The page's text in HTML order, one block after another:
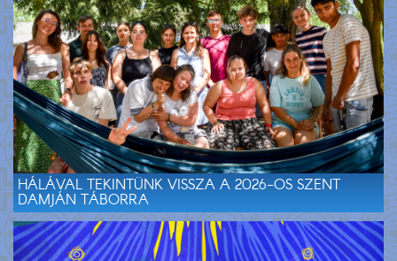
HÁLÁVAL TEKINTÜNK VISSZA A 2026-OS SZENT
DAMJÁN TÁBORRA